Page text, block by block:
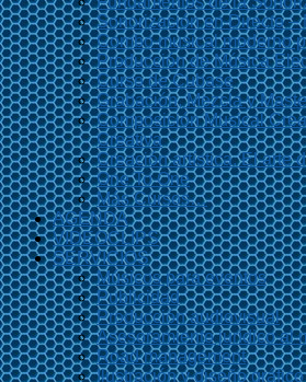
Sonorización en Directo –
Combo musical moderno
Producción de Música
Curso de Cubase
Grabación, Mezcla y
Composición Musical
Creativa
Creación artística. El arte
One To One
Más Cursos…
AGENDA
VIDEOCLIPS
SERVICIOS
Músicos para eventos
Publicidad
Producción audiovisual
Asesoramiento jurídico al
Road management
Ilustración y diseño gráfico